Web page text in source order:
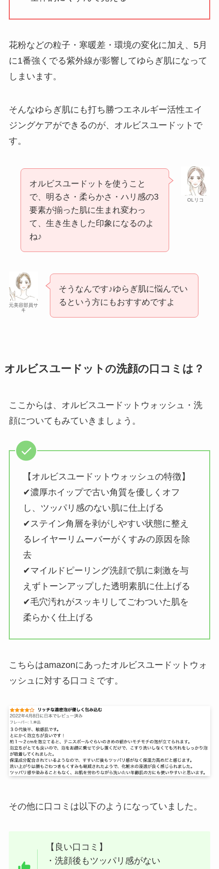
花粉などの粒子・寒暖差・環境の変化に加え、5月
に1番強くでる紫外線が影響してゆらぎ肌になって
しまいます。
そんなゆらぎ肌にも打ち勝つエネルギー活性エイ
ジングケアができるのが、オルビスユードットで
す。
OLリコ
オルビスユードットを使うこと
で、明るさ・柔らかさ・ハリ感の3
要素が揃った肌に生まれ変わっ
て、生き生きした印象になるのよ
ね♪
元美容部員サ
キ
そうなんです♪ゆらぎ肌に悩んでい
るという方にもおすすめですよ
オルビスユードットの洗顔の口コミは？
ここからは、オルビスユードットウォッシュ・洗
顔についてもみていきましょう。
【オルビスユードットウォッシュの特徴】
✔︎濃厚ホイップで古い角質を優しくオフ
し、ツッパリ感のない肌に仕上げる
✔︎ステイン角層を剥がしやすい状態に整え
るレイヤーリムーバーがくすみの原因を除
去
✔︎マイルドピーリング洗顔で肌に刺激を与
えずトーンアップした透明素肌に仕上げる
✔︎毛穴汚れがスッキリしてごわついた肌を
柔らかく仕上げる
こちらはamazonにあったオルビスユードットウォ
ッシュに対する口コミです。
その他に口コミは以下のようになっていました。
【良い口コミ】
・洗顔後もツッパリ感がない